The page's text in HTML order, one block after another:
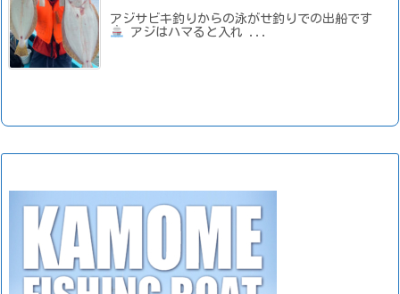
アジサビキ釣りからの泳がせ釣りでの出船です
アジはハマると入れ ...